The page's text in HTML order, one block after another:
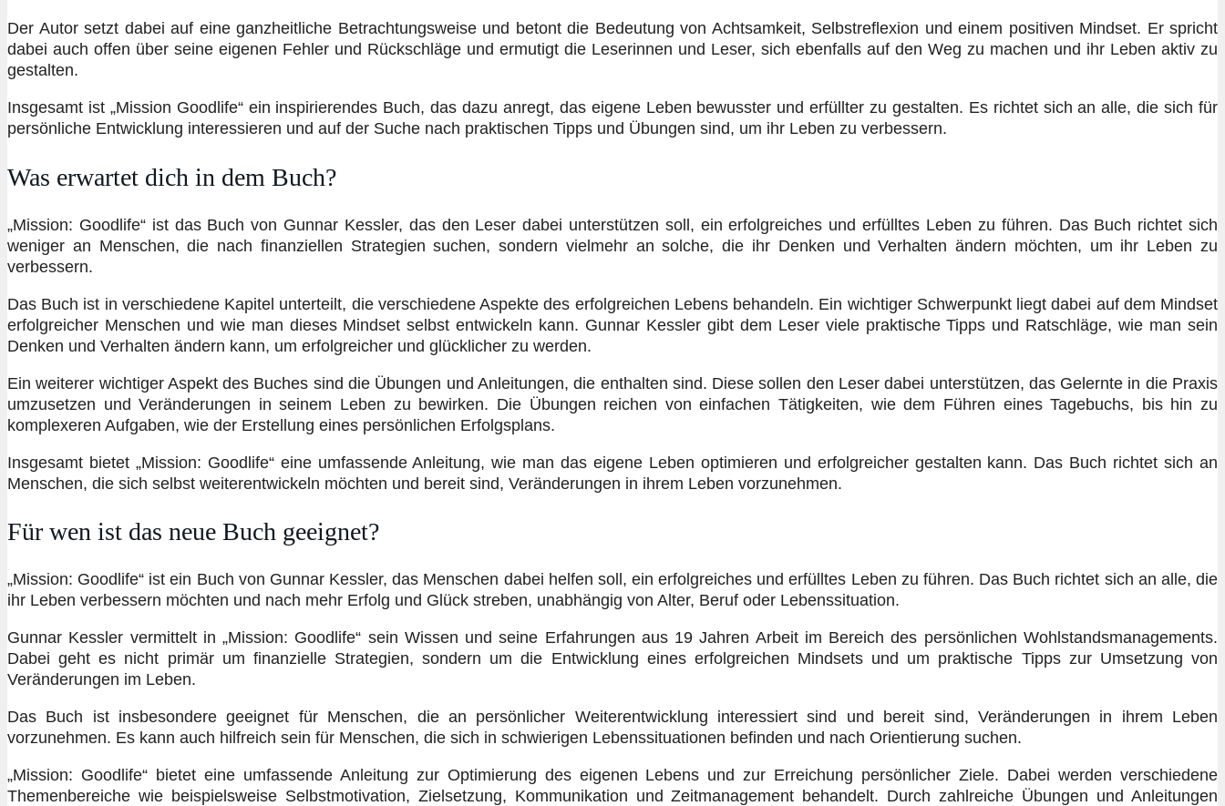
Der Autor setzt dabei auf eine ganzheitliche Betrachtungsweise und betont die Bedeutung von Achtsamkeit, Selbstreflexion und einem positiven Mindset. Er spricht
dabei auch offen über seine eigenen Fehler und Rückschläge und ermutigt die Leserinnen und Leser, sich ebenfalls auf den Weg zu machen und ihr Leben aktiv zu
gestalten.
Insgesamt ist „Mission Goodlife“ ein inspirierendes Buch, das dazu anregt, das eigene Leben bewusster und erfüllter zu gestalten. Es richtet sich an alle, die sich für
persönliche Entwicklung interessieren und auf der Suche nach praktischen Tipps und Übungen sind, um ihr Leben zu verbessern.
Was erwartet dich in dem Buch?
„Mission: Goodlife“ ist das Buch von Gunnar Kessler, das den Leser dabei unterstützen soll, ein erfolgreiches und erfülltes Leben zu führen. Das Buch richtet sich
weniger an Menschen, die nach finanziellen Strategien suchen, sondern vielmehr an solche, die ihr Denken und Verhalten ändern möchten, um ihr Leben zu
verbessern.
Das Buch ist in verschiedene Kapitel unterteilt, die verschiedene Aspekte des erfolgreichen Lebens behandeln. Ein wichtiger Schwerpunkt liegt dabei auf dem Mindset
erfolgreicher Menschen und wie man dieses Mindset selbst entwickeln kann. Gunnar Kessler gibt dem Leser viele praktische Tipps und Ratschläge, wie man sein
Denken und Verhalten ändern kann, um erfolgreicher und glücklicher zu werden.
Ein weiterer wichtiger Aspekt des Buches sind die Übungen und Anleitungen, die enthalten sind. Diese sollen den Leser dabei unterstützen, das Gelernte in die Praxis
umzusetzen und Veränderungen in seinem Leben zu bewirken. Die Übungen reichen von einfachen Tätigkeiten, wie dem Führen eines Tagebuchs, bis hin zu
komplexeren Aufgaben, wie der Erstellung eines persönlichen Erfolgsplans.
Insgesamt bietet „Mission: Goodlife“ eine umfassende Anleitung, wie man das eigene Leben optimieren und erfolgreicher gestalten kann. Das Buch richtet sich an
Menschen, die sich selbst weiterentwickeln möchten und bereit sind, Veränderungen in ihrem Leben vorzunehmen.
Für wen ist das neue Buch geeignet?
„Mission: Goodlife“ ist ein Buch von Gunnar Kessler, das Menschen dabei helfen soll, ein erfolgreiches und erfülltes Leben zu führen. Das Buch richtet sich an alle, die
ihr Leben verbessern möchten und nach mehr Erfolg und Glück streben, unabhängig von Alter, Beruf oder Lebenssituation.
Gunnar Kessler vermittelt in „Mission: Goodlife“ sein Wissen und seine Erfahrungen aus 19 Jahren Arbeit im Bereich des persönlichen Wohlstandsmanagements.
Dabei geht es nicht primär um finanzielle Strategien, sondern um die Entwicklung eines erfolgreichen Mindsets und um praktische Tipps zur Umsetzung von
Veränderungen im Leben.
Das Buch ist insbesondere geeignet für Menschen, die an persönlicher Weiterentwicklung interessiert sind und bereit sind, Veränderungen in ihrem Leben
vorzunehmen. Es kann auch hilfreich sein für Menschen, die sich in schwierigen Lebenssituationen befinden und nach Orientierung suchen.
„Mission: Goodlife“ bietet eine umfassende Anleitung zur Optimierung des eigenen Lebens und zur Erreichung persönlicher Ziele. Dabei werden verschiedene
Themenbereiche wie beispielsweise Selbstmotivation, Zielsetzung, Kommunikation und Zeitmanagement behandelt. Durch zahlreiche Übungen und Anleitungen